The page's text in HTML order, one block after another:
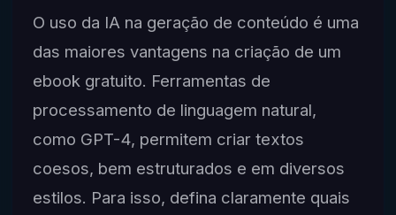
O uso da IA na geração de conteúdo é uma
das maiores vantagens na criação de um
ebook gratuito. Ferramentas de
processamento de linguagem natural,
como GPT-4, permitem criar textos
coesos, bem estruturados e em diversos
estilos. Para isso, defina claramente quais